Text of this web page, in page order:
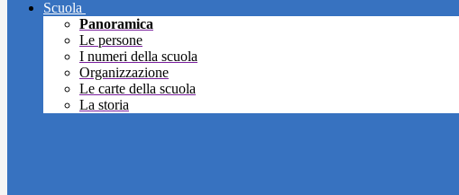
Scuola
Panoramica
Le persone
I numeri della scuola
Organizzazione
Le carte della scuola
La storia